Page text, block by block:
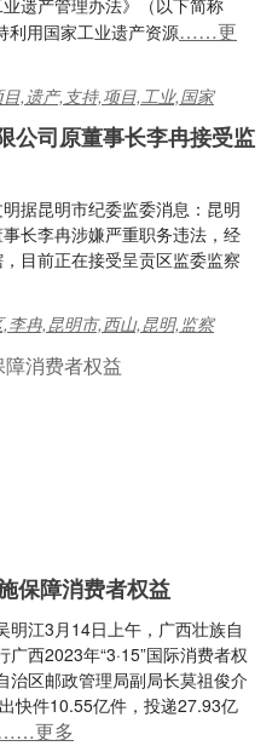
遗产管理办法》（以下简称
利用国家工业遗产资源……更
,遗产,支持,项目,工业,国家
公司原董事长李冉接受监
据昆明市纪委监委消息：昆明
长李冉涉嫌严重职务违法，经
目前正在接受呈贡区监委监察
李冉,昆明市,西山,昆明,监察
保障消费者权益
明江3月14日上午，广西壮族自
西2023年“3·15”国际消费者权
治区邮政管理局副局长莫祖俊介
快件10.55亿件，投递27.93亿
更多